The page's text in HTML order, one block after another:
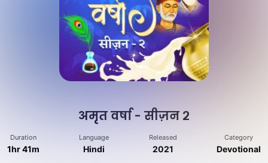
अमृत वर्षा - सीज़न २
Duration
1hr 41m
Language
Hindi
Released
2021
Category
Devotional